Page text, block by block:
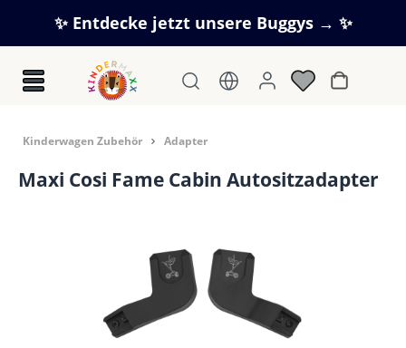
Zum Hauptinhalt springen
✨ Entdecke jetzt unsere Buggys → ✨
Kinderwagen Zubehör Adapter
Maxi Cosi Fame Cabin Autositzadapter